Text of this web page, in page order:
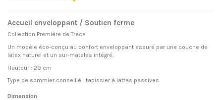
Accueil enveloppant / Soutien ferme
Collection Première de Tréca
Un modèle éco-conçu au confort enveloppant assuré par une couche de
latex naturel et un sur-matelas intégré.
Hauteur : 29 cm
Type de sommier conseillé : tapissier à lattes passives
Dimension